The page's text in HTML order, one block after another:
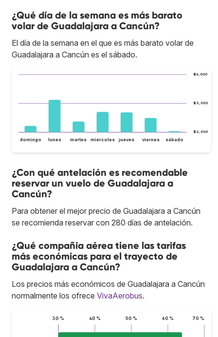
¿Qué día de la semana es más barato
volar de Guadalajara a Cancún?
El día de la semana en el que es más barato volar de
Guadalajara a Cancún es el sábado.
$2,000
$3,000
$4,000
domingo lunes martes miércoles jueves viernes sábado
¿Con qué antelación es recomendable
reservar un vuelo de Guadalajara a
Cancún?
Para obtener el mejor precio de Guadalajara a Cancún
se recomienda reservar con 280 días de antelación.
¿Qué compañía aérea tiene las tarifas
más económicas para el trayecto de
Guadalajara a Cancún?
Los precios más económicos de Guadalajara a Cancún
normalmente los ofrece VivaAerobus.
30 % 40 % 50 % 60 % 70 %